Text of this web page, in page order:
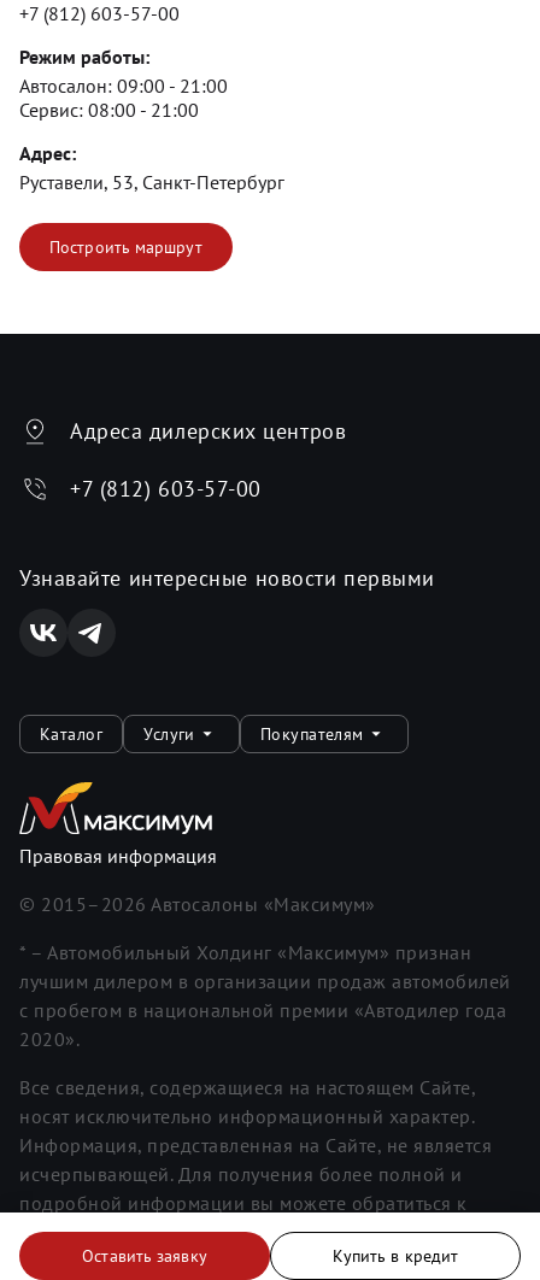
Оставить заявку Купить в кредит
+7 (812) 603-57-00
Режим работы:
Автосалон: 09:00 - 21:00
Сервис: 08:00 - 21:00
Адрес:
Руставели, 53, Санкт-Петербург
Построить маршрут
Адреса дилерских центров
+7 (812) 603-57-00
Узнавайте интересные новости первыми
Каталог Услуги Покупателям
Правовая информация
© 2015– 2026 Автосалоны «Максимум»
* – Автомобильный Холдинг «Максимум» признан
лучшим дилером в организации продаж автомобилей
с пробегом в национальной премии «Автодилер года
2020».
Все сведения, содержащиеся на настоящем Сайте,
носят исключительно информационный характер.
Информация, представленная на Сайте, не является
исчерпывающей. Для получения более полной и
подробной информации вы можете обратиться к
менеджерам. Информация о ценах не является
публичной офертой.